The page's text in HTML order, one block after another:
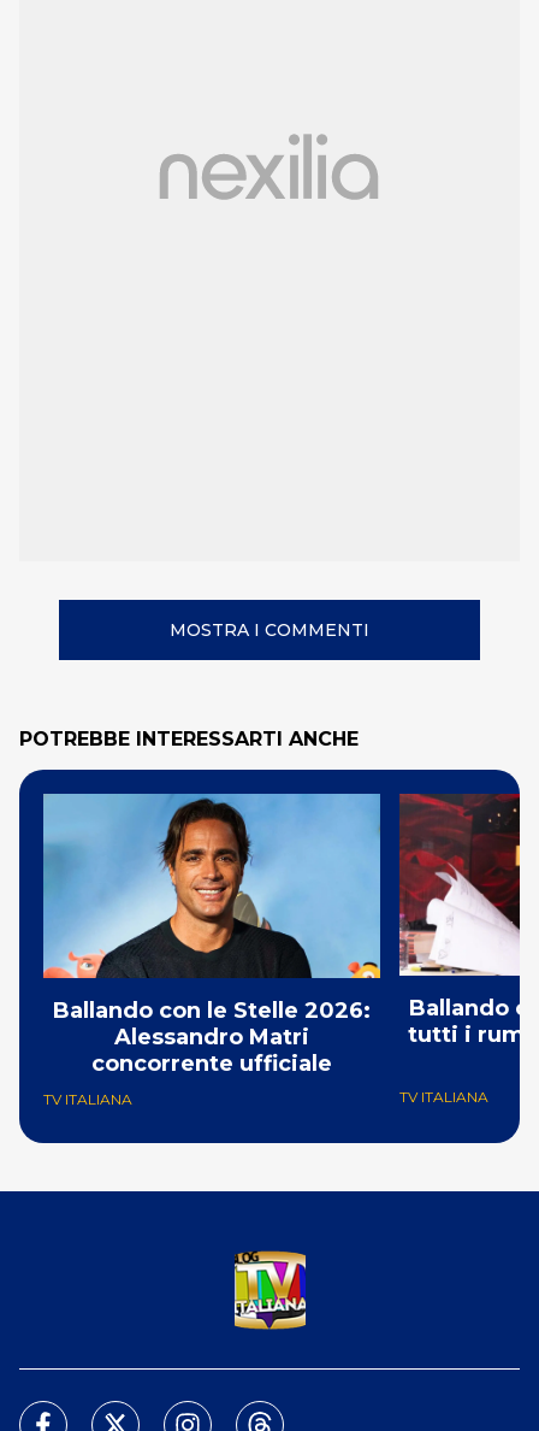
MOSTRA I COMMENTI
POTREBBE INTERESSARTI ANCHE
Ballando con le Stelle 2026:
Alessandro Matri
concorrente ufficiale
TV ITALIANA
Ballando
tutti i
TV ITALIANA